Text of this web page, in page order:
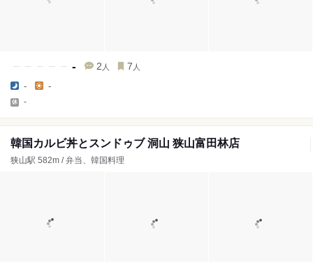
- 2 人 7 人
- -
-
韓国カルビ丼とスンドゥブ 洞山 狭山富田林店
狭山駅 582m / 弁当、韓国料理